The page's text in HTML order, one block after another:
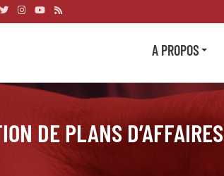
A PROPOS
DE PLANS D’AFFAIRES